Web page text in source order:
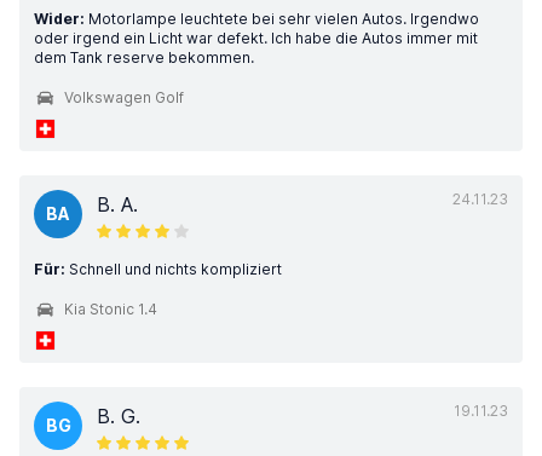
Wider: Motorlampe leuchtete bei sehr vielen Autos. Irgendwo
oder irgend ein Licht war defekt. Ich habe die Autos immer mit
dem Tank reserve bekommen.
Volkswagen Golf
24.11.23
BA B. A.
Für: Schnell und nichts kompliziert
Kia Stonic 1.4
19.11.23
BG B. G.